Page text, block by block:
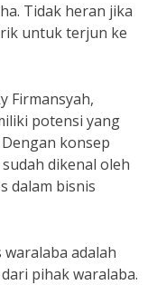
Tidak heran jika
untuk terjun ke
Firmansyah,
potensi yang
konsep
dikenal oleh
dalam bisnis
adalah
pihak waralaba.